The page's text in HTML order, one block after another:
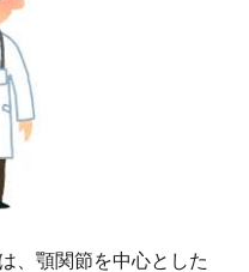
、顎関節を中心とした